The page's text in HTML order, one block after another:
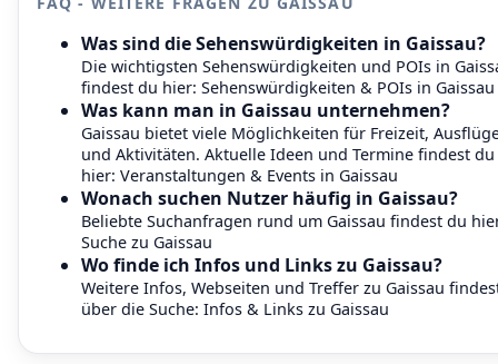
Was sind die Sehenswürdigkeiten in Gaissau?
Die wichtigsten Sehenswürdigkeiten und POIs in
findest du hier: Sehenswürdigkeiten & POIs in Gaissau
Was kann man in Gaissau unternehmen?
Gaissau bietet viele Möglichkeiten für Freizeit,
und Aktivitäten. Aktuelle Ideen und Termine findest du
hier: Veranstaltungen & Events in Gaissau
Wonach suchen Nutzer häufig in Gaissau?
Beliebte Suchanfragen rund um Gaissau findest du
Suche zu Gaissau
Wo finde ich Infos und Links zu Gaissau?
Weitere Infos, Webseiten und Treffer zu Gaissau
über die Suche: Infos & Links zu Gaissau